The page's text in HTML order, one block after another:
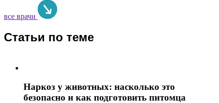
все врачи
Статьи по теме
Наркоз у животных: насколько это
безопасно и как подготовить питомца